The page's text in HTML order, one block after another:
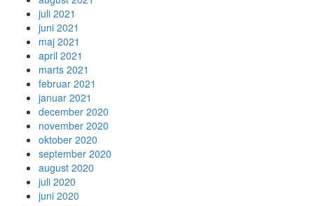
juli 2021
juni 2021
maj 2021
april 2021
marts 2021
februar 2021
januar 2021
december 2020
november 2020
oktober 2020
september 2020
august 2020
juli 2020
juni 2020